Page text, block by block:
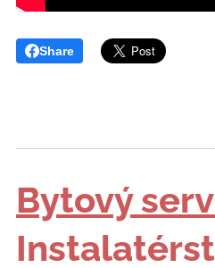
Share
Bytový